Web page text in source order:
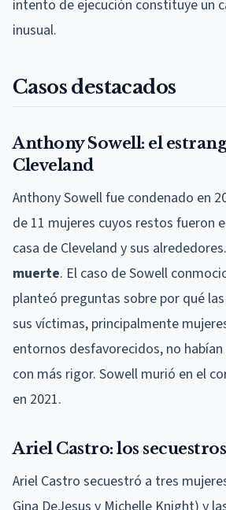
intento de ejecución constituye un
inusual.
Casos destacados
Anthony Sowell: el
Cleveland
Anthony Sowell fue condenado en
de 11 mujeres cuyos restos fueron
casa de Cleveland y sus
muerte. El caso de Sowell
planteó preguntas sobre por qué
sus víctimas, principalmente
entornos desfavorecidos, no
con más rigor. Sowell murió en el
en 2021.
Ariel Castro: los
Ariel Castro secuestró a tres